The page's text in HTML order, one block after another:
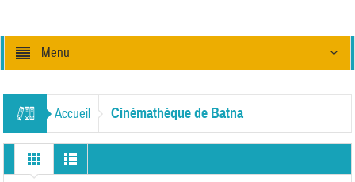
Menu
Accueil Cinémathèque de Batna